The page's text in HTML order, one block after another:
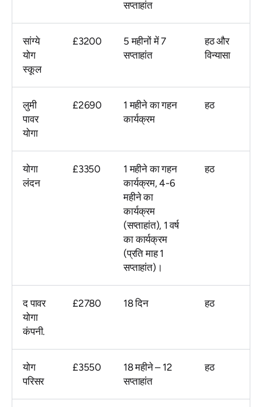
सप्ताहांत
सांग्ये
योग
स्कूल
£3200
5 महीनों में 7
सप्ताहांत
हठ और
विन्यासा
लुमी
पावर
योगा
£2690
1 महीने का गहन
कार्यक्रम
हठ
योगा
लंदन
£3350
1 महीने का गहन
कार्यक्रम, 4-6
महीने का
कार्यक्रम
(सप्ताहांत), 1 वर्ष
का कार्यक्रम
(प्रति माह 1
सप्ताहांत)।
हठ
द पावर
योगा
कंपनी.
£2780 18 दिन हठ
योग
परिसर
£3550
18 महीने – 12
सप्ताहांत
हठ